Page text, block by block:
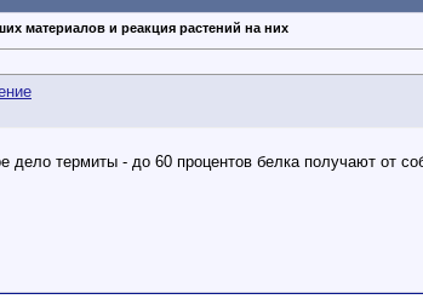
материалов и реакция растений на них
термиты - до 60 процентов белка получают от